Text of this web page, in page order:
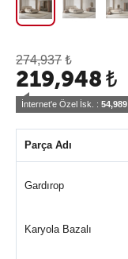
274,937 ₺
219,948₺
İnternet'e Özel İsk. : 54,989
Parça Adı
Gardırop
Karyola Bazalı